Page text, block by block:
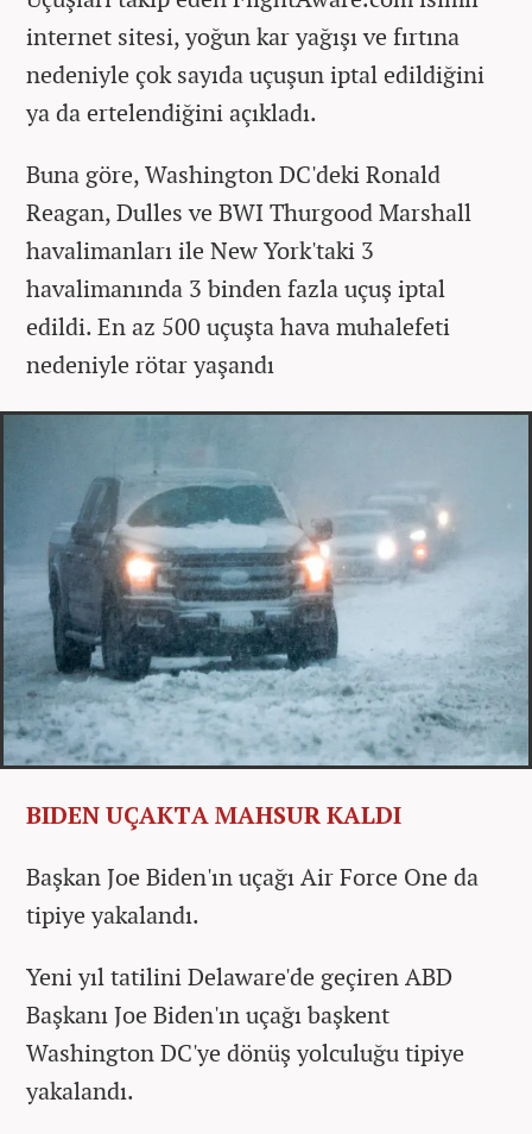
internet sitesi, yoğun kar yağışı ve fırtına
nedeniyle çok sayıda uçuşun iptal edildiğini
ya da ertelendiğini açıkladı.
Buna göre, Washington DC'deki Ronald
Reagan, Dulles ve BWI Thurgood Marshall
havalimanları ile New York'taki 3
havalimanında 3 binden fazla uçuş iptal
edildi. En az 500 uçuşta hava muhalefeti
nedeniyle rötar yaşandı
BIDEN UÇAKTA MAHSUR KALDI
Başkan Joe Biden'ın uçağı Air Force One da
tipiye yakalandı.
Yeni yıl tatilini Delaware'de geçiren ABD
Başkanı Joe Biden'ın uçağı başkent
Washington DC'ye dönüş yolculuğu tipiye
yakalandı.